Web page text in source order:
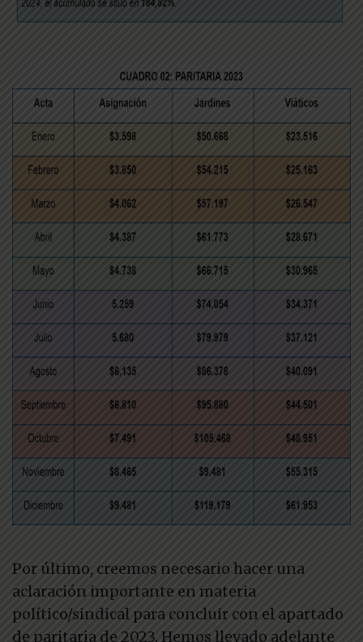
Por último, creemos necesario hacer una
aclaración importante en materia
político/sindical para concluir con el apartado
de paritaria de 2023. Hemos llevado adelante